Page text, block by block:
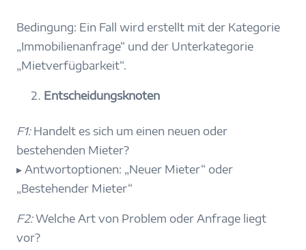
Bedingung: Ein Fall wird erstellt mit der Kategorie
„Immobilienanfrage“ und der Unterkategorie
„Mietverfügbarkeit“.
Entscheidungsknoten
F1:Handelt es sich um einen neuen oder
bestehenden Mieter?
▸ Antwortoptionen: „Neuer Mieter“ oder
„Bestehender Mieter“
F2:Welche Art von Problem oder Anfrage liegt
vor?